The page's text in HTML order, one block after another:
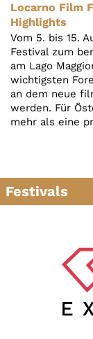
Locarno Film
Highlights
Vom 5. bis 15.
Festival zum
am Lago
wichtigsten
an dem neue
werden. Für
mehr als eine
Festivals